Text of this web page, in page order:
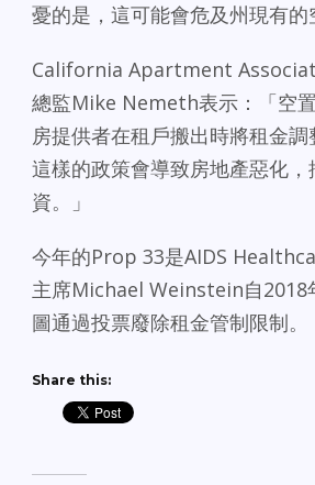
憂的是，這可能會危及州現有的
California Apartment
總監Mike Nemeth表示：「空
房提供者在租戶搬出時將租金調
這樣的政策會導致房地產惡化，
資。」
今年的Prop 33是AIDS
主席Michael Weinstein自2018
圖通過投票廢除租金管制限制。
Share this: